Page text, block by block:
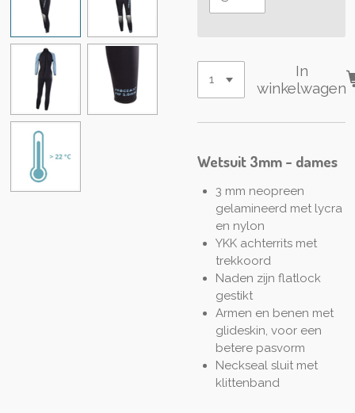
In
winkelwagen
Wetsuit 3mm - dames
3 mm neopreen
gelamineerd met lycra
en nylon
YKK achterrits met
trekkoord
Naden zijn flatlock
gestikt
Armen en benen met
glideskin, voor een
betere pasvorm
Neckseal sluit met
klittenband